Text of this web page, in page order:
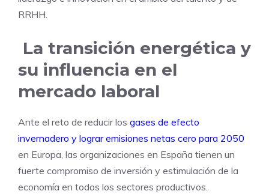
RRHH.
La transición energética y
su influencia en el
mercado laboral
Ante el reto de reducir los gases de efecto
invernadero y lograr emisiones netas cero para 2050
en Europa, las organizaciones en España tienen un
fuerte compromiso de inversión y estimulación de la
economía en todos los sectores productivos.